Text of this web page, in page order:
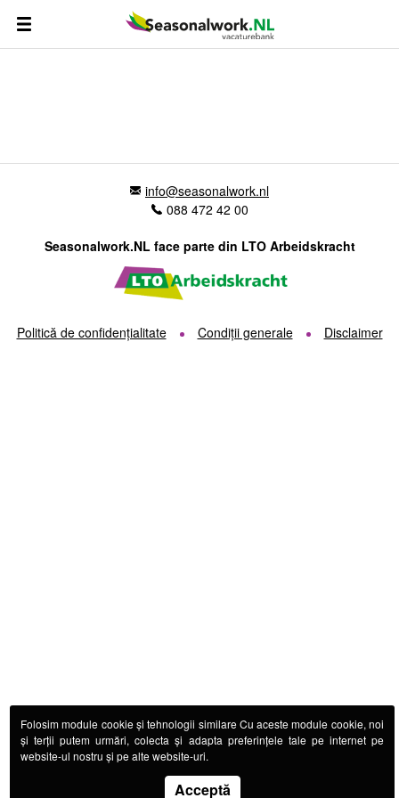
info@seasonalwork.nl
088 472 42 00
Seasonalwork.NL face parte din LTO Arbeidskracht
Politică de confidențialitate Condiții generale Disclaimer
Folosim module cookie și tehnologii similare Cu aceste module cookie, noi
și terții putem urmări, colecta și adapta preferințele tale pe internet pe
website-ul nostru și pe alte website-uri.
Acceptă